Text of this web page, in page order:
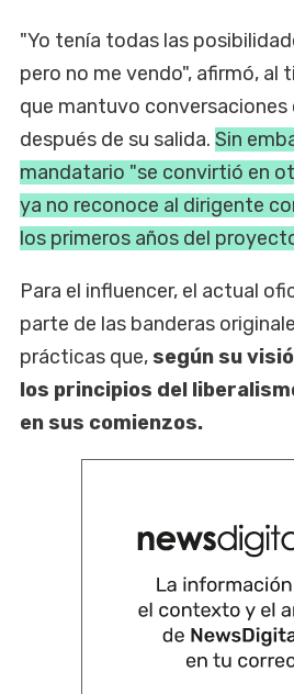
"Yo tenía todas las
pero no me vendo", afirmó, al
que mantuvo conversaciones
después de su salida. Sin
mandatario "se convirtió en
ya no reconoce al dirigente
los primeros años del
Para el influencer, el actual
parte de las banderas
prácticas que, según su
los principios del
en sus comienzos.